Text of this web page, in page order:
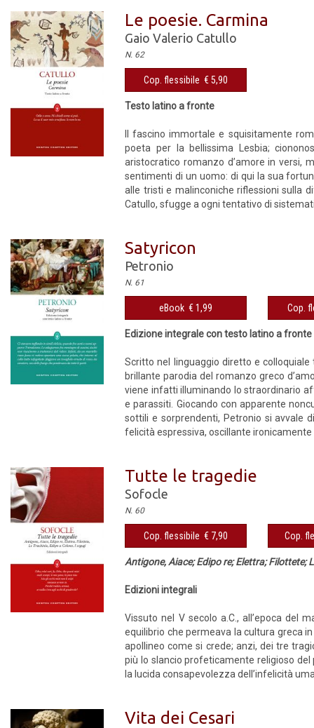
Le poesie. Carmina
Gaio Valerio Catullo
N. 62
Cop. flessibile € 5,90
Testo latino a fronte
Il fascino immortale e squisitamente
poeta per la bellissima Lesbia;
aristocratico romanzo d’amore in versi,
sentimenti di un uomo: di qui la sua
alle tristi e malinconiche riflessioni sulla
Catullo, sfugge a ogni tentativo di
Satyricon
Petronio
N. 61
eBook € 1,99 Cop.
Edizione integrale con testo latino a fronte
Scritto nel linguaggio diretto e
brillante parodia del romanzo greco
viene infatti illuminando lo straordinario
e parassiti. Giocando con apparente
sottili e sorprendenti, Petronio si avvale
felicità espressiva, oscillante ironicamente
Tutte le tragedie
Sofocle
N. 60
Cop. flessibile € 7,90 Cop.
Antigone, Aiace; Edipo re; Elettra; Filottete;
Edizioni integrali
Vissuto nel V secolo a.C., all’epoca del
equilibrio che permeava la cultura greca
apollineo come si crede; anzi, dei tre
più lo slancio profeticamente religioso
la lucida consapevolezza dell’infelicità
Vita dei Cesari